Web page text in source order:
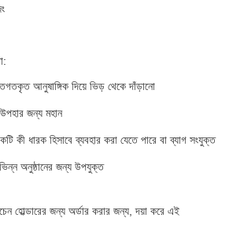
আনুষাঙ্গিক দিয়ে ভিড় থেকে দাঁড়ানো
জন্য মহান
কী ধারক হিসাবে ব্যবহার করা যেতে পারে বা ব্যাগ সংযুক্ত
অনুষ্ঠানের জন্য উপযুক্ত
হোল্ডারের জন্য অর্ডার করার জন্য, দয়া করে এই